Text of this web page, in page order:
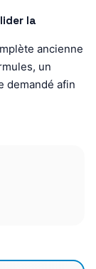
la
ancienne
un
demandé afin